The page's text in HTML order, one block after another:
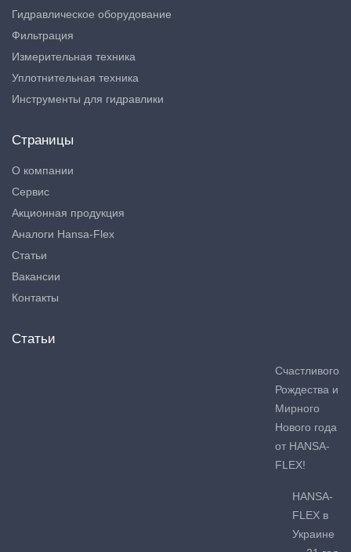
Гидравлическое оборудование
Фильтрация
Измерительная техника
Уплотнительная техника
Инструменты для гидравлики
Страницы
О компании
Сервис
Акционная продукция
Аналоги Hansa-Flex
Статьи
Вакансии
Контакты
Статьи
Счастливого
Рождества и
Мирного
Нового года
от HANSA-
FLEX!
HANSA-
FLEX в
Украине